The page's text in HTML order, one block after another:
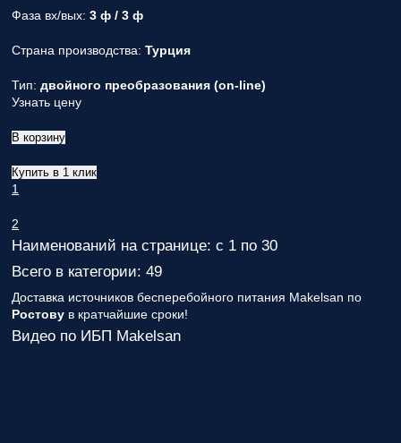
Фаза вх/вых: 3 ф / 3 ф
Страна производства: Турция
Тип: двойного преобразования (on-line)
Узнать цену
В корзину
Купить в 1 клик
1
2
Наименований на странице: с 1 по 30
Всего в категории: 49
Доставка источников бесперебойного питания Makelsan по
Ростову в кратчайшие сроки!
Видео по ИБП Makelsan